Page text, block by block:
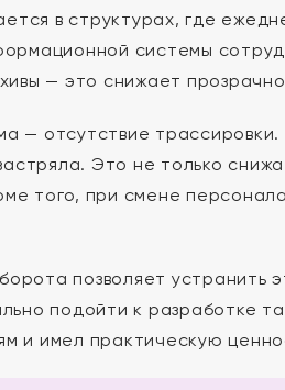
в структурах, где
системы
— это снижает
— отсутствие
Это не только
того, при смене
позволяет устранить
подойти к разработке
и имел практическую